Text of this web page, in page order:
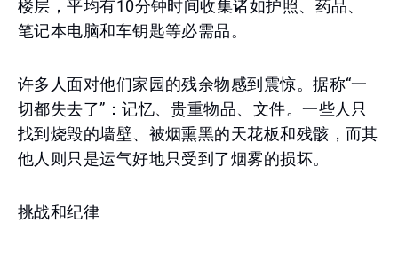
楼层，平均有10分钟时间收集诸如护照、药品、
笔记本电脑和车钥匙等必需品。
许多人面对他们家园的残余物感到震惊。据称“一
切都失去了”：记忆、贵重物品、文件。一些人只
找到烧毁的墙壁、被烟熏黑的天花板和残骸，而其
他人则只是运气好地只受到了烟雾的损坏。
挑战和纪律